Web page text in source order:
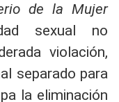
de la Mujer
sexual no
violación,
separado para
la eliminación